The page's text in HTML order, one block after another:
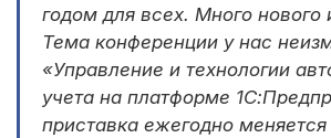
годом для всех. Много нового
Тема конференции у нас
«Управление и технологии
учета на платформе
приставка ежегодно